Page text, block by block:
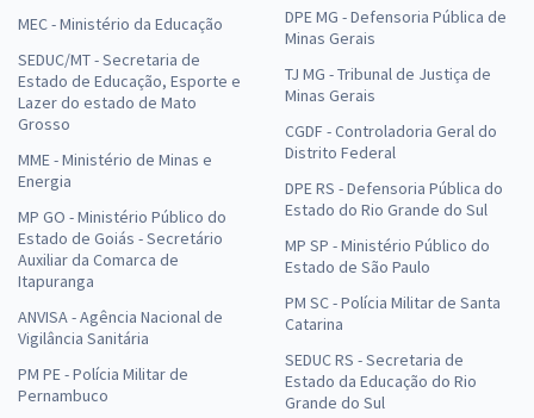
MEC - Ministério da Educação
SEDUC/MT - Secretaria de
Estado de Educação, Esporte e
Lazer do estado de Mato
Grosso
MME - Ministério de Minas e
Energia
MP GO - Ministério Público do
Estado de Goiás - Secretário
Auxiliar da Comarca de
Itapuranga
ANVISA - Agência Nacional de
Vigilância Sanitária
PM PE - Polícia Militar de
Pernambuco
DPE MG - Defensoria Pública de
Minas Gerais
TJ MG - Tribunal de Justiça de
Minas Gerais
CGDF - Controladoria Geral do
Distrito Federal
DPE RS - Defensoria Pública do
Estado do Rio Grande do Sul
MP SP - Ministério Público do
Estado de São Paulo
PM SC - Polícia Militar de Santa
Catarina
SEDUC RS - Secretaria de
Estado da Educação do Rio
Grande do Sul